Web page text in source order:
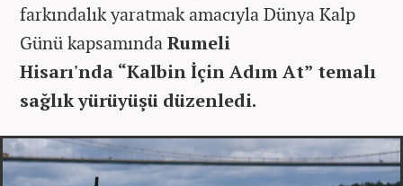
farkındalık yaratmak amacıyla Dünya Kalp
Günü kapsamındaRumeli
Hisarı'nda “Kalbin İçin Adım At” temalı
sağlık yürüyüşü düzenledi.